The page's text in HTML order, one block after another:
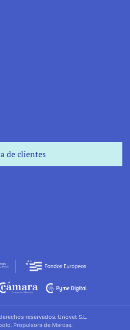
de clientes
de clientes
reservados. Unovet S.L.
Propulsora de Marcas.